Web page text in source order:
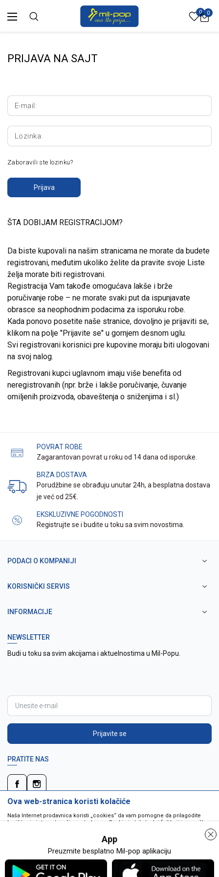
0 0
PRIJAVA NA SAJT
E-mail:
Lozinka:
Zaboravili ste lozinku?
Prijava
ŠTA DOBIJAM REGISTRACIJOM?
Da biste kupovali na našim stranicama ne morate da budete
registrovani, međutim ukoliko želite da pravite svoje Liste
želja morate biti registrovani.
Registracija Vam takođe omogućava lakše i brže
poručivanje robe – ne morate svaki put da ispunjavate
obrasce sa neophodnim podacima za isporuku robe.
Kada ponovo posetite naše stranice, dovoljno je prijaviti se,
klikom na polje "Prijavite se" u gornjem desnom uglu.
Svi registrovani korisnici pre kupovine moraju biti ulogovani
na svoj nalog.
Registrovani kupci uglavnom imaju više benefita od
neregistrovanih (npr. brže i lakše poručivanje, čuvanje
omiljenih proizvoda, obaveštenja o sniženjima i sl.)
POVRAT ROBE
Zagarantovan povrat u roku od 14 dana od isporuke.
BRZA DOSTAVA
Porudžbine se obrađuju unutar 24h, a besplatna dostava
je već od 25€.
EKSKLUZIVNE POGODNOSTI
Registrujte se i budite u toku sa svim novostima.
PODACI O KOMPANIJI
KORISNIČKI SERVIS
INFORMACIJE
NEWSLETTER
Budi u toku sa svim akcijama i aktuelnostima u Mil-Popu.
Prijavite se
PRATITE NAS
Ova web-stranica koristi kolačiće
Naša Internet prodavnica koristi „cookies“ da vam pomogne da prilagodite
korišćenje interneta vašim potrebama. Cookie je tekstualni fajl koji je smešten
da pokrenu program ili da isporuče virus vašem računaru. Cookie-i su
jedinstveno dodeljeni vama, i jedino mogu biti pročitani od strane web servera
u domenu koji vam ih je poslao.
Detaljnije
App
Preuzmite besplatno Mil-pop aplikaciju